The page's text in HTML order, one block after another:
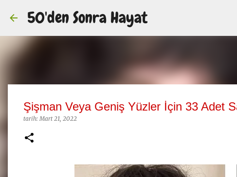
50'den Sonra Hayat
Şişman Veya Geniş Yüzler İçin 33 Adet
tarih:Mart 21, 2022